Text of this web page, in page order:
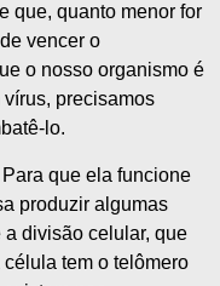
que, quanto menor for
vencer o
o nosso organismo é
precisamos
lo.
que ela funcione
produzir algumas
a divisão celular, que
tem o telômero